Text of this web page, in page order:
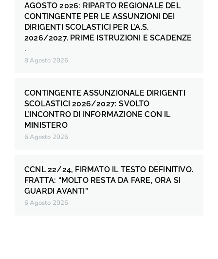
AGOSTO 2026: RIPARTO REGIONALE DEL
CONTINGENTE PER LE ASSUNZIONI DEI
DIRIGENTI SCOLASTICI PER L’A.S.
2026/2027. PRIME ISTRUZIONI E SCADENZE
.
8 Agosto 2026
CONTINGENTE ASSUNZIONALE DIRIGENTI
SCOLASTICI 2026/2027: SVOLTO
L’INCONTRO DI INFORMAZIONE CON IL
MINISTERO
6 Agosto 2026
CCNL 22/24, FIRMATO IL TESTO DEFINITIVO.
FRATTA: “MOLTO RESTA DA FARE, ORA SI
GUARDI AVANTI”
6 Agosto 2026